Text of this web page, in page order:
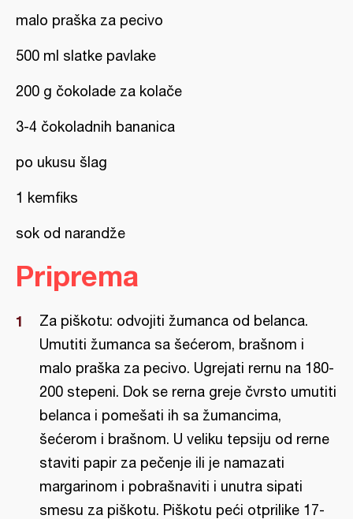
malo praška za pecivo
500 ml slatke pavlake
200 g čokolade za kolače
3-4 čokoladnih bananica
po ukusu šlag
1 kemfiks
sok od narandže
Priprema
Za piškotu: odvojiti žumanca od belanca.
Umutiti žumanca sa šećerom, brašnom i
malo praška za pecivo. Ugrejati rernu na 180-
200 stepeni. Dok se rerna greje čvrsto umutiti
belanca i pomešati ih sa žumancima,
šećerom i brašnom. U veliku tepsiju od rerne
staviti papir za pečenje ili je namazati
margarinom i pobrašnaviti i unutra sipati
smesu za piškotu. Piškotu peći otprilike 17-